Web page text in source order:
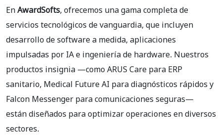
EnAwardSofts, ofrecemos una gama completa de
servicios tecnológicos de vanguardia, que incluyen
desarrollo de software a medida, aplicaciones
impulsadas por IA e ingeniería de hardware. Nuestros
productos insignia —como ARUS Care para ERP
sanitario, Medical Future AI para diagnósticos rápidos y
Falcon Messenger para comunicaciones seguras—
están diseñados para optimizar operaciones en diversos
sectores.